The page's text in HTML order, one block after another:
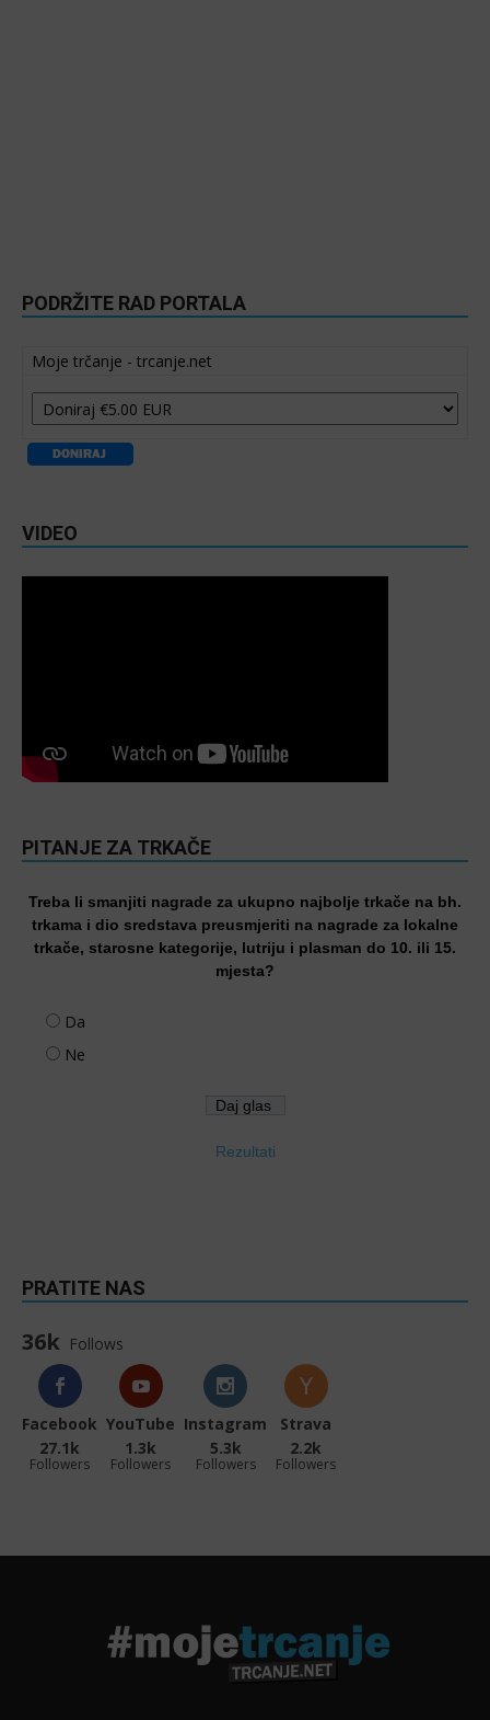
PODRŽITE RAD PORTALA
Moje trčanje - trcanje.net
VIDEO
PITANJE ZA TRKAČE
Treba li smanjiti nagrade za ukupno najbolje trkače na bh.
trkama i dio sredstava preusmjeriti na nagrade za lokalne
trkače, starosne kategorije, lutriju i plasman do 10. ili 15.
mjesta?
Da
Ne
Rezultati
PRATITE NAS
36k Follows
Facebook
27.1k
Followers
YouTube
1.3k
Followers
Instagram
5.3k
Followers
Strava
2.2k
Followers